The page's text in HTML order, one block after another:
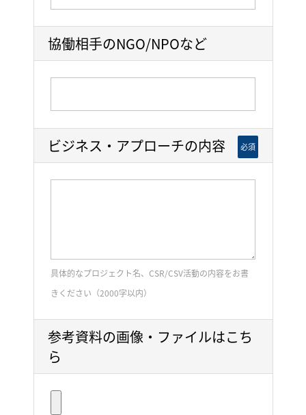
協働相手のNGO/NPOなど
ビジネス・アプローチの内容 必須
具体的なプロジェクト名、CSR/CSV活動の内容をお書
きください（2000字以内）
参考資料の画像・ファイルはこち
ら